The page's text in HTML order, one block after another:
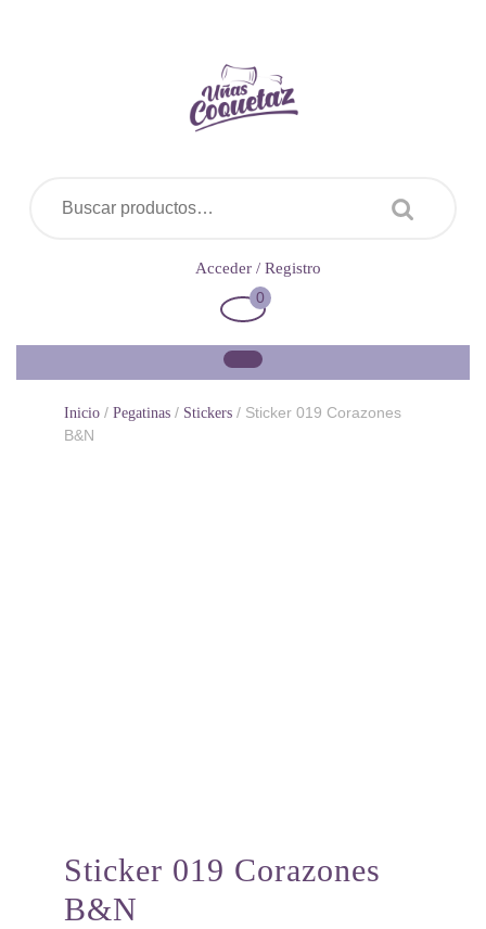
Acceder / Registro
Carrito
0
Inicio / Pegatinas / Stickers / Sticker 019 Corazones
B&N
Sticker 019 Corazones
B&N